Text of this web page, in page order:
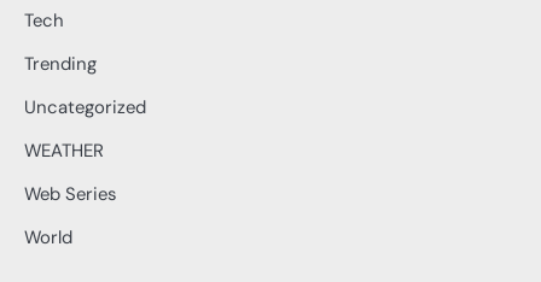
Tech
Trending
Uncategorized
WEATHER
Web Series
World